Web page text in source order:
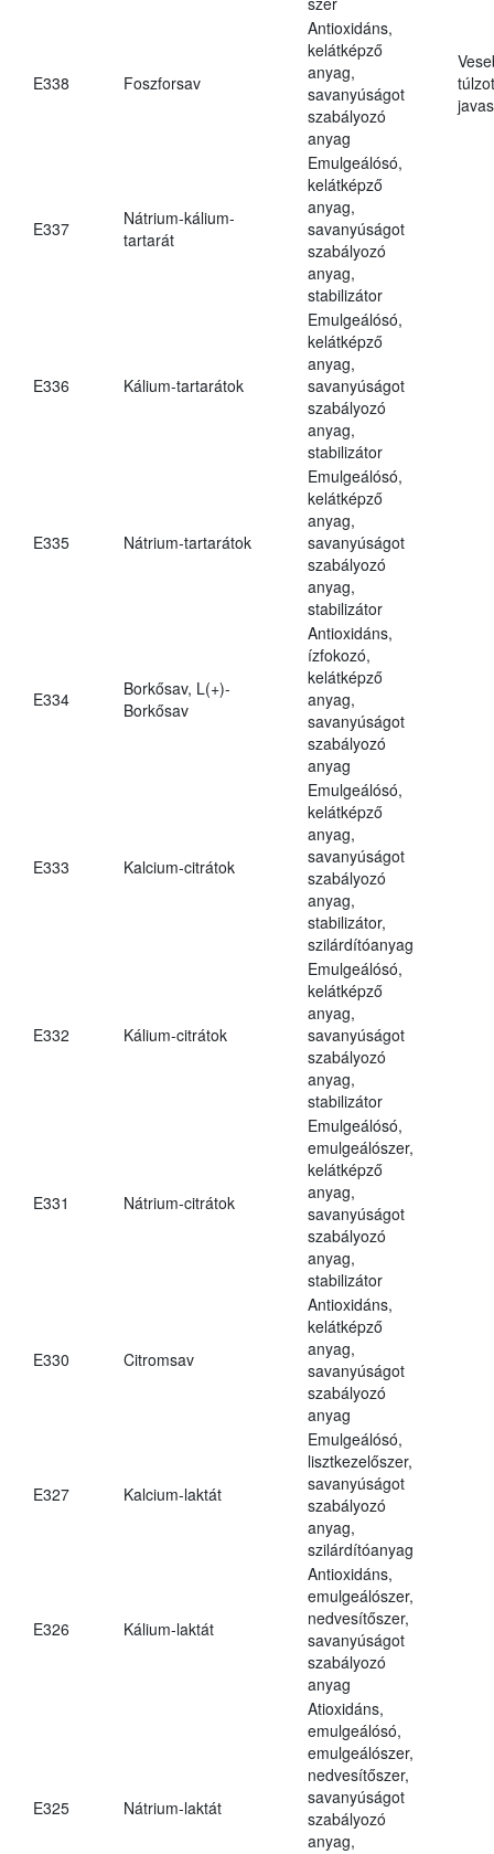
E338 Foszforsav
Antioxidáns,
kelátképző
anyag,
savanyúságot
szabályozó
anyag
E337
Nátrium-kálium-
tartarát
Emulgeálósó,
kelátképző
anyag,
savanyúságot
szabályozó
anyag,
stabilizátor
E336 Kálium-tartarátok
Emulgeálósó,
kelátképző
anyag,
savanyúságot
szabályozó
anyag,
stabilizátor
E335 Nátrium-tartarátok
Emulgeálósó,
kelátképző
anyag,
savanyúságot
szabályozó
anyag,
stabilizátor
E334
Borkősav, L(+)-
Borkősav
Antioxidáns,
ízfokozó,
kelátképző
anyag,
savanyúságot
szabályozó
anyag
E333 Kalcium-citrátok
Emulgeálósó,
kelátképző
anyag,
savanyúságot
szabályozó
anyag,
stabilizátor,
szilárdítóanyag
E332 Kálium-citrátok
Emulgeálósó,
kelátképző
anyag,
savanyúságot
szabályozó
anyag,
stabilizátor
E331 Nátrium-citrátok
Emulgeálósó,
emulgeálószer,
kelátképző
anyag,
savanyúságot
szabályozó
anyag,
stabilizátor
E330 Citromsav
Antioxidáns,
kelátképző
anyag,
savanyúságot
szabályozó
anyag
E327 Kalcium-laktát
Emulgeálósó,
lisztkezelőszer,
savanyúságot
szabályozó
anyag,
szilárdítóanyag
E326 Kálium-laktát
Antioxidáns,
emulgeálószer,
nedvesítőszer,
savanyúságot
szabályozó
anyag
E325 Nátrium-laktát
Atioxidáns,
emulgeálósó,
emulgeálószer,
nedvesítőszer,
savanyúságot
szabályozó
anyag,